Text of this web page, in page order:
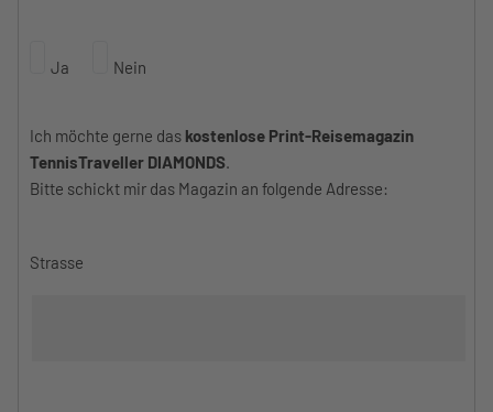
Ja Nein
Ich möchte gerne das kostenlose Print-Reisemagazin
TennisTraveller DIAMONDS.
Bitte schickt mir das Magazin an folgende Adresse:
Strasse